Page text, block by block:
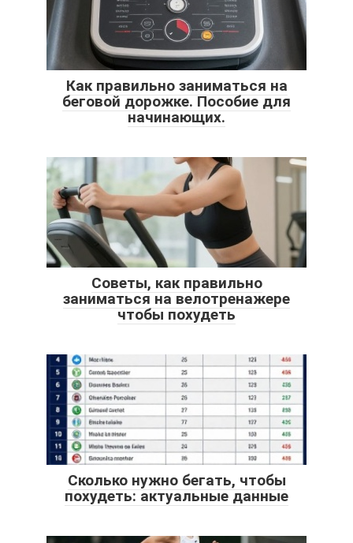
Как правильно заниматься на
беговой дорожке. Пособие для
начинающих.
Советы, как правильно
заниматься на велотренажере
чтобы похудеть
Сколько нужно бегать, чтобы
похудеть: актуальные данные